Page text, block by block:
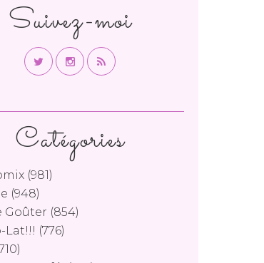
Catégories
(981)
(948)
Goûter (854)
Lat!!! (776)
Suivez-moi